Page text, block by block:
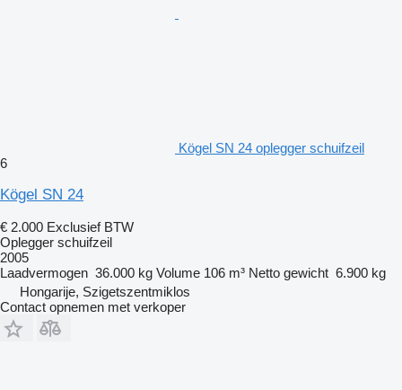
Kögel SN 24 oplegger schuifzeil
6
Kögel SN 24
€ 2.000 Exclusief BTW
Oplegger schuifzeil
2005
Laadvermogen 36.000 kg Volume 106 m³ Netto gewicht 6.900 kg
Hongarije, Szigetszentmiklos
Contact opnemen met verkoper